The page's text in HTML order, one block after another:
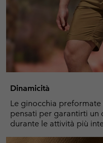
Dinamicità
Le ginocchia
pensati per garantirti un
durante le attività più